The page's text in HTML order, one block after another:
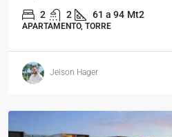
2 2 61 a 94 Mt2
APARTAMENTO, TORRE
Jeison Hager